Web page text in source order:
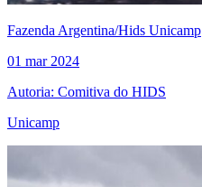
Fazenda Argentina/Hids Unicamp
01 mar 2024
Autoria: Comitiva do HIDS
Unicamp